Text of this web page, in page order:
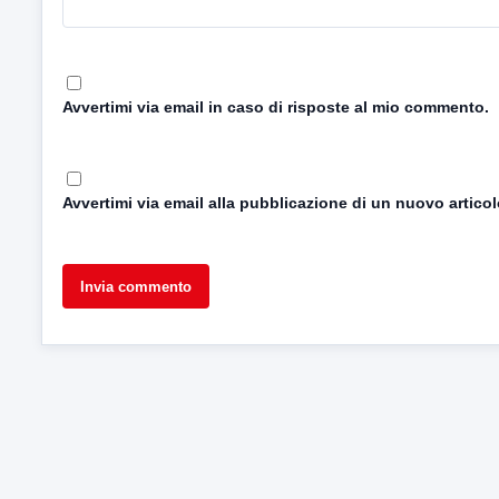
Avvertimi via email in caso di risposte al mio commento.
Avvertimi via email alla pubblicazione di un nuovo